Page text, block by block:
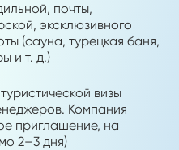
почты,
эксклюзивного
(сауна, турецкая баня,
и т. д.)
визы
Компания
приглашение, на
2–3 дня)